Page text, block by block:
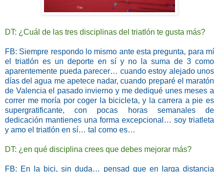
DT: ¿Cuál de las tres disciplinas del triatlón te gusta más?
FB: Siempre respondo lo mismo ante esta pregunta, para mí
el triatlón es un deporte en sí y no la suma de 3 como
aparentemente pueda parecer… cuando estoy alejado unos
días del agua me apetece nadar, cuando preparé el maratón
de Valencia el pasado invierno y me dediqué unes meses a
correr me moría por coger la bicicleta, y la carrera a pie es
supergratificante, con pocas horas semanales de
dedicación mantienes una forma excepcional… soy triatleta
y amo el triatlón en sí… tal como es…
DT: ¿en qué disciplina crees que debes mejorar más?
FB: En la bici, sin duda… pensad que en larga distancia